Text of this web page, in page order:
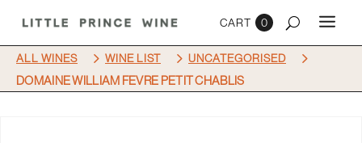
0
ALL WINES 5 WINE LIST 5 UNCATEGORISED 5
DOMAINE WILLIAM FEVRE PETIT CHABLIS